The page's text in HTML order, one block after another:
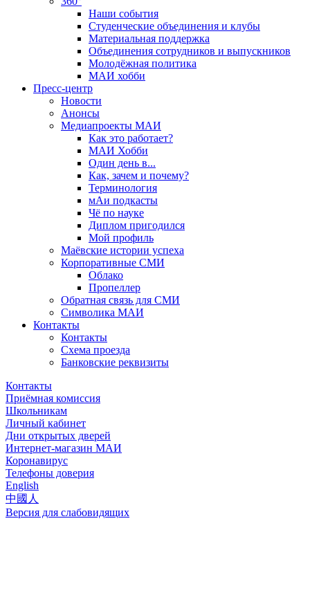
Наши события
Студенческие объединения и клубы
Материальная поддержка
Объединения сотрудников и выпускников
Молодёжная политика
МАИ хобби
Пресс-центр
Новости
Анонсы
Медиапроекты МАИ
Как это работает?
МАИ Хобби
Один день в...
Как, зачем и почему?
Терминология
мАи подкасты
Чё по науке
Диплом пригодился
Мой профиль
Маёвские истории успеха
Корпоративные СМИ
Облако
Пропеллер
Обратная связь для СМИ
Символика МАИ
Контакты
Контакты
Схема проезда
Банковские реквизиты
Контакты
Приёмная комиссия
Школьникам
Личный кабинет
Дни открытых дверей
Интернет-магазин МАИ
Коронавирус
Телефоны доверия
English
中國人
Версия для слабовидящих